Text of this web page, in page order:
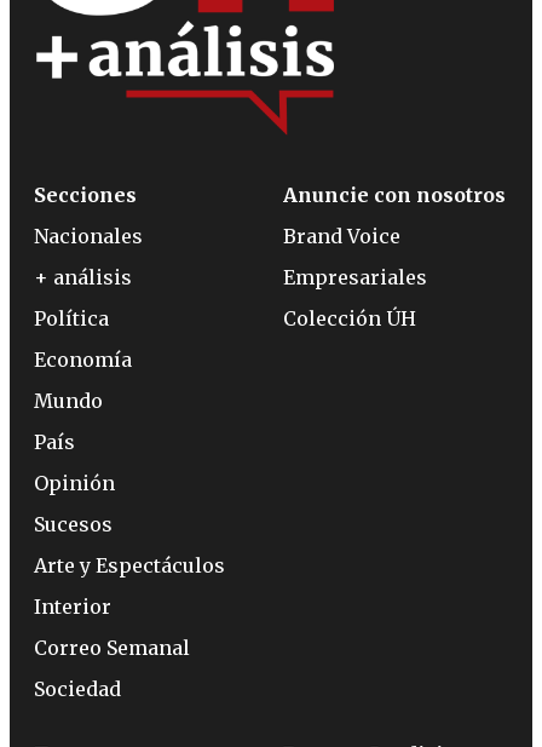
Secciones
Nacionales
+ análisis
Política
Economía
Mundo
País
Opinión
Sucesos
Arte y Espectáculos
Interior
Correo Semanal
Sociedad
Anuncie con nosotros
Brand Voice
Empresariales
Colección ÚH